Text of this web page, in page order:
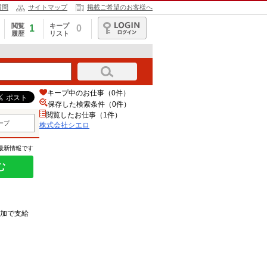
問 サイトマップ 掲載ご希望のお客様へ
閲覧
履歴
1
キープ
リスト
0
ログイン
プ
新情報です
で支給
キープ中のお仕事（0件）
保存した検索条件（0件）
閲覧したお仕事（1件）
株式会社シエロ